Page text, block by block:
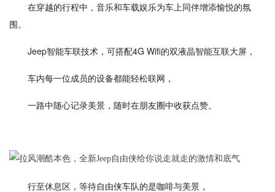
在穿越的行程中，音乐和车载娱乐为车上同伴增添愉悦的氛
围。
Jeep智能车联技术，可搭配4G Wifi的双液晶智能互联大屏，
车内每一位成员的设备都能轻松联网，
一路中随心记录美景，随时在朋友圈中收获点赞。
行至休息区，等待自由侠车队的是咖啡与美景，